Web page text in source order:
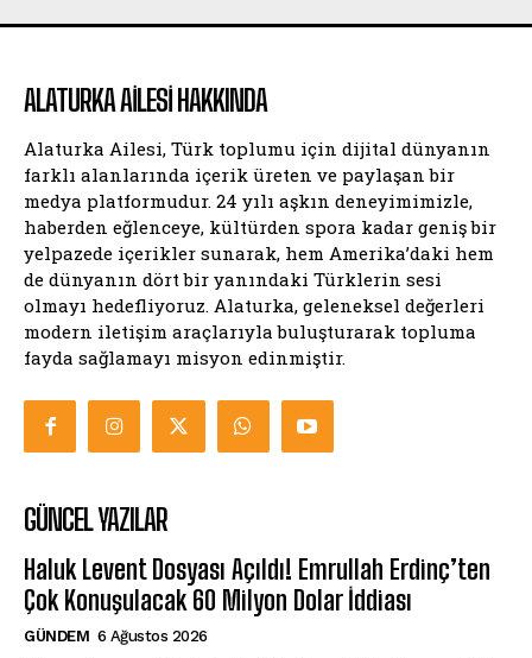
ALATURKA AILESI HAKKINDA
Alaturka Ailesi, Türk toplumu için dijital dünyanın
farklı alanlarında içerik üreten ve paylaşan bir
medya platformudur. 24 yılı aşkın deneyimimizle,
haberden eğlenceye, kültürden spora kadar geniş bir
yelpazede içerikler sunarak, hem Amerika’daki hem
de dünyanın dört bir yanındaki Türklerin sesi
olmayı hedefliyoruz. Alaturka, geleneksel değerleri
modern iletişim araçlarıyla buluşturarak topluma
fayda sağlamayı misyon edinmiştir.
GÜNCEL YAZILAR
Haluk Levent Dosyası Açıldı! Emrullah Erdinç’ten
Çok Konuşulacak 60 Milyon Dolar İddiası
GÜNDEM 6 Ağustos 2026